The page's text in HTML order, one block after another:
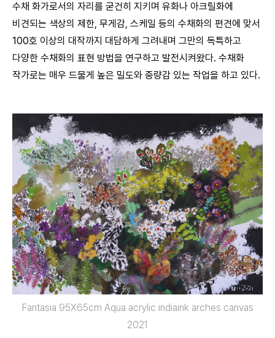
수채 화가로서의 자리를 굳건히 지키며 유화나 아크릴화에
비견되는 색상의 제한, 무게감, 스케일 등의 수채화의 편견에 맞서
100호 이상의 대작까지 대담하게 그려내며 그만의 독특하고
다양한 수채화의 표현 방법을 연구하고 발전시켜왔다. 수채화
작가로는 매우 드물게 높은 밀도와 중량감 있는 작업을 하고 있다.
Fantasia 95X65cm Aqua acrylic indiaink arches canvas
2021